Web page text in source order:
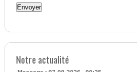
Notre actualité